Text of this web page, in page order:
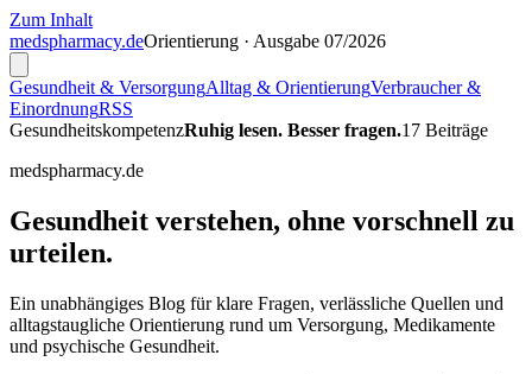
Zum Inhalt
medspharmacy.deOrientierung · Ausgabe 07/2026
Gesundheit & VersorgungAlltag & OrientierungVerbraucher &
EinordnungRSS
GesundheitskompetenzRuhig lesen. Besser fragen.17 Beiträge
medspharmacy.de
Gesundheit verstehen, ohne vorschnell zu
urteilen.
Ein unabhängiges Blog für klare Fragen, verlässliche Quellen und
alltagstaugliche Orientierung rund um Versorgung, Medikamente
und psychische Gesundheit.